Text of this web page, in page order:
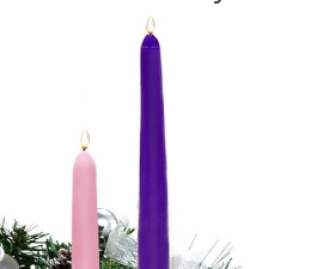
SAKRAMENTY
OCHRONY MAŁOLETNICH